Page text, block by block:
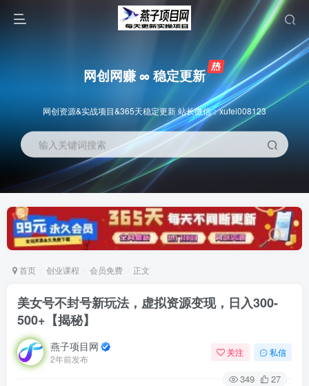
网创网赚 ∞ 稳定更新
网创资源&实战项目&365天稳定更新 站长微信：xufei008123
输入关键词搜索
首页 创业课程 会员免费 正文
美女号不封号新玩法，虚拟资源变现，日入300-
500+【揭秘】
燕子项目网
2年前发布
关注 私信
349 27